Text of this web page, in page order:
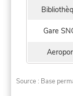
Gare
Source : Base